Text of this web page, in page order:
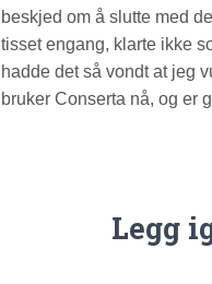
beskjed om å slutte med
tisset engang, klarte ikke
hadde det så vondt at jeg
bruker Conserta nå, og er
Legg